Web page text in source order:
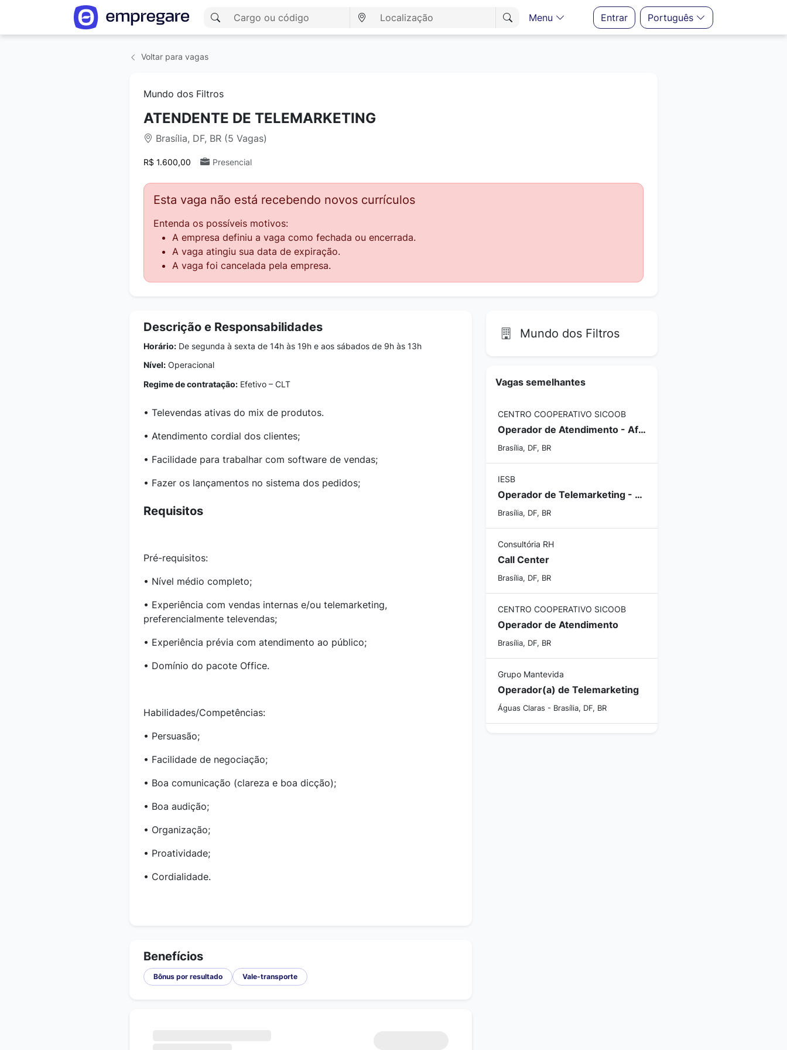
Menu Entrar Português
Voltar para vagas
Mundo dos Filtros
ATENDENTE DE TELEMARKETING
Brasília, DF, BR (5 Vagas)
R$ 1.600,00 Presencial
Esta vaga não está recebendo novos currículos
Entenda os possíveis motivos:
A empresa definiu a vaga como fechada ou encerrada.
A vaga atingiu sua data de expiração.
A vaga foi cancelada pela empresa.
Descrição e Responsabilidades
Horário: De segunda à sexta de 14h às 19h e aos sábados de 9h às 13h
Nível: Operacional
Regime de contratação: Efetivo – CLT
• Televendas ativas do mix de produtos.
• Atendimento cordial dos clientes;
• Facilidade para trabalhar com software de vendas;
• Fazer os lançamentos no sistema dos pedidos;
Requisitos
Pré-requisitos:
• Nível médio completo;
• Experiência com vendas internas e/ou telemarketing,
preferencialmente televendas;
• Experiência prévia com atendimento ao público;
• Domínio do pacote Office.
Habilidades/Competências:
• Persuasão;
• Facilidade de negociação;
• Boa comunicação (clareza e boa dicção);
• Boa audição;
• Organização;
• Proatividade;
• Cordialidade.
Benefícios
Bônus por resultado Vale-transporte
Mundo dos Filtros
Vagas semelhantes
CENTRO COOPERATIVO SICOOB
Operador de Atendimento - Afirmativa para Pessoa com Deficiência (PCD)
Brasília, DF, BR
IESB
Operador de Telemarketing - 36 Horas semanais
Brasília, DF, BR
Consultória RH
Call Center
Brasília, DF, BR
CENTRO COOPERATIVO SICOOB
Operador de Atendimento
Brasília, DF, BR
Grupo Mantevida
Operador(a) de Telemarketing
Águas Claras - Brasília, DF, BR